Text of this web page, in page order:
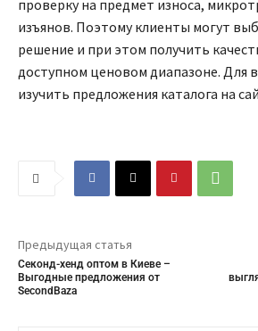
проверку на предмет износа,
изъянов. Поэтому клиенты могут
решение и при этом получить
доступном ценовом диапазоне. Для
изучить предложения каталога на
Предыдущая статья
Секонд-хенд оптом в Киеве –
Выгодные предложения от
SecondBaza